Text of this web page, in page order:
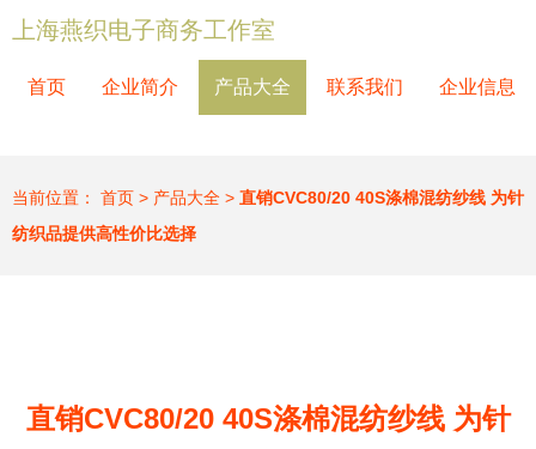
上海燕织电子商务工作室
首页 企业简介 产品大全 联系我们 企业信息
当前位置： 首页 > 产品大全 > 直销CVC80/20 40S涤棉混纺纱线 为针
纺织品提供高性价比选择
直销CVC80/20 40S涤棉混纺纱线 为针